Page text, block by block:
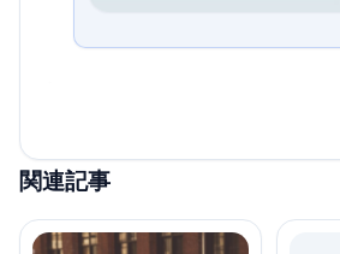
関連記事